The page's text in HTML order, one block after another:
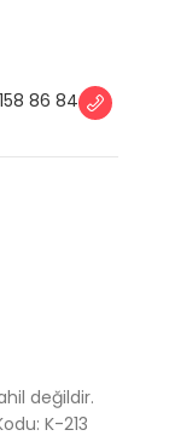
86 84
değildir.
K-213